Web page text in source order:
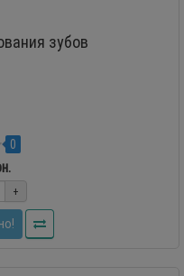
зубов
0
+